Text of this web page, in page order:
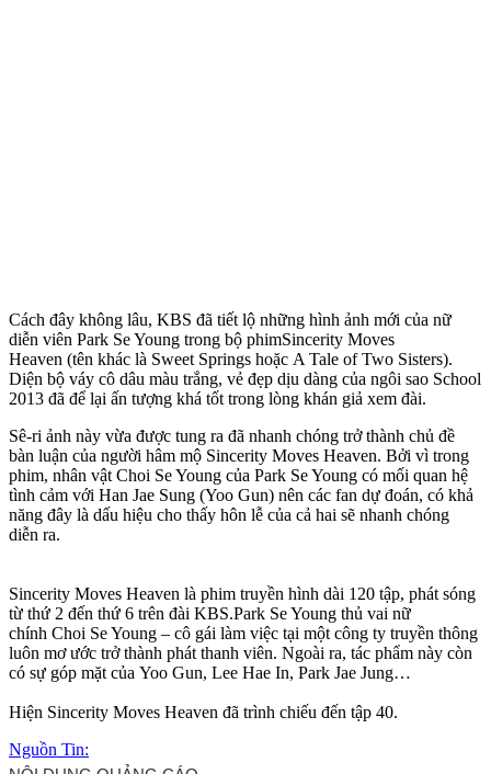
Cách đây không lâu, KBS đã tiết lộ những hình ảnh mới của nữ
diễn viên Park Se Young trong bộ phimSincerity Moves
Heaven (tên khác là Sweet Springs hoặc A Tale of Two Sisters).
Diện bộ váy cô dâu màu trắng, vẻ đẹp dịu dàng của ngôi sao School
2013 đã để lại ấn tượng khá tốt trong lòng khán giả xem đài.
Sê-ri ảnh này vừa được tung ra đã nhanh chóng trở thành chủ đề
bàn luận của người hâm mộ Sincerity Moves Heaven. Bởi vì trong
phim, nhân vật Choi Se Young của Park Se Young có mối quan hệ
tình cảm với Han Jae Sung (Yoo Gun) nên các fan dự đoán, có khả
năng đây là dấu hiệu cho thấy hôn lễ của cả hai sẽ nhanh chóng
diễn ra.
Sincerity Moves Heaven là phim truyền hình dài 120 tập, phát sóng
từ thứ 2 đến thứ 6 trên đài KBS.Park Se Young thủ vai nữ
chính Choi Se Young – cô gái làm việc tại một công ty truyền thông
luôn mơ ước trở thành phát thanh viên. Ngoài ra, tác phẩm này còn
có sự góp mặt của Yoo Gun, Lee Hae In, Park Jae Jung…
Hiện Sincerity Moves Heaven đã trình chiếu đến tập 40.
Nguồn Tin: